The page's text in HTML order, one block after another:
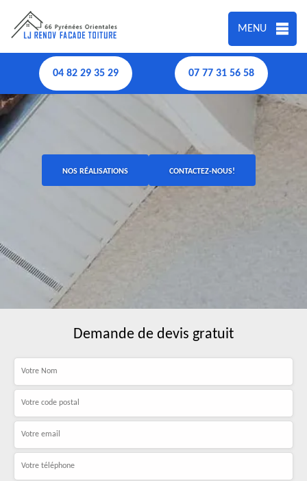
MENU
04 82 29 35 29 07 77 31 56 58
NOS RÉALISATIONS CONTACTEZ-NOUS!
Demande de devis gratuit